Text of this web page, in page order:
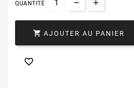
QUANTITÉ
 AJOUTER AU PANIER
